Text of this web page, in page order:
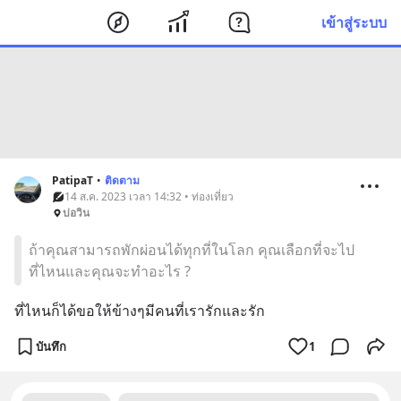
เข้าสู่ระบบ
PatipaT • ติดตาม
14 ส.ค. 2023 เวลา 14:32 • ท่องเที่ยว
บ่อวิน
ถ้าคุณสามารถพักผ่อนได้ทุกที่ในโลก คุณเลือกที่จะไป
ที่ไหนและคุณจะทำอะไร ?
ที่ไหนก็ได้ขอให้ข้างๆมีคนที่เรารักและรัก
บันทึก 1